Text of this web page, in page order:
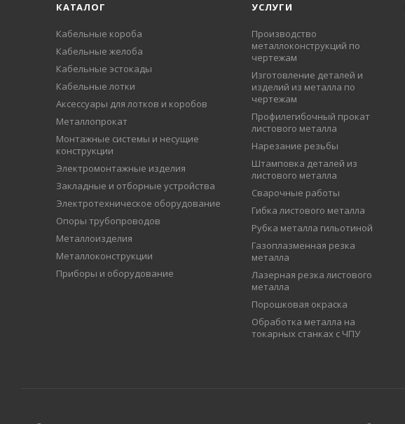
КАТАЛОГ
Кабельные короба
Кабельные желоба
Кабельные эстокады
Кабельные лотки
Аксессуары для лотков и коробов
Металлопрокат
Монтажные системы и несущие
конструкции
Электромонтажные изделия
Закладные и отборные устройства
Электротехническое оборудование
Опоры трубопроводов
Металлоизделия
Металлоконструкции
Приборы и оборудование
УСЛУГИ
Производство
металлоконструкций по
чертежам
Изготовление деталей и
изделий из металла по
чертежам
Профилегибочный прокат
листового металла
Нарезание резьбы
Штамповка деталей из
листового металла
Сварочные работы
Гибка листового металла
Рубка металла гильотиной
Газоплазменная резка
металла
Лазерная резка листового
металла
Порошковая окраска
Обработка металла на
токарных станках с ЧПУ